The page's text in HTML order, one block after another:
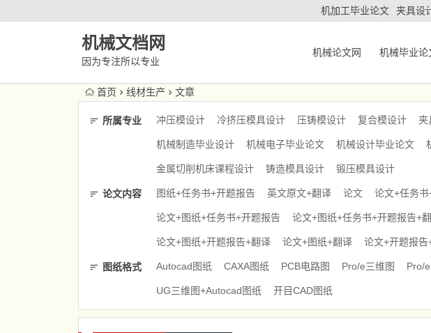
机加工毕业论文 夹具设
机械文档网
因为专注所以专业
机械论文网 机械毕业论
首页 线材生产 文章
所属专业 冲压模设计 冷挤压模具设计 压铸模设计 复合模设计 夹
机械制造毕业设计 机械电子毕业论文 机械设计毕业论文
金属切削机床课程设计 铸造模具设计 锻压模具设计
论文内容 图纸+任务书+开题报告 英文原文+翻译 论文 论文+任务
论文+图纸+任务书+开题报告 论文+图纸+任务书+开题报告+
论文+图纸+开题报告+翻译 论文+图纸+翻译 论文+开题报告
图纸格式 Autocad图纸 CAXA图纸 PCB电路图 Pro/e三维图 Pro/
UG三维图+Autocad图纸 开目CAD图纸